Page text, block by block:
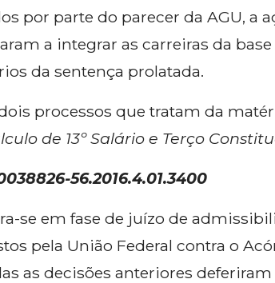
por parte do parecer da AGU, a
a integrar as carreiras da
da sentença prolatada.
processos que tratam da
de 13º Salário e Terço
56.2016.4.01.3400
se em fase de juízo de
pela União Federal contra o
as decisões anteriores